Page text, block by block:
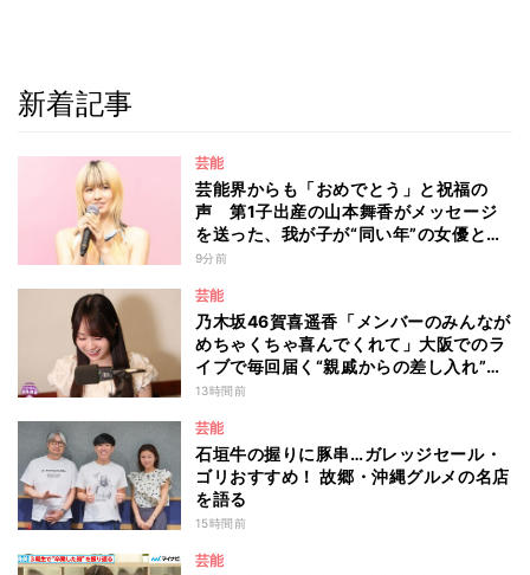
新着記事
芸能
芸能界からも「おめでとう」と祝福の
声 第1子出産の山本舞香がメッセージ
を送った、我が子が“同い年”の女優と
は 今月1日には2年在籍した所属事務所
改めて考えながら…」
9分前
芸能
乃木坂46賀喜遥香「メンバーのみんなが
めちゃくちゃ喜んでくれて」大阪でのラ
イブで毎回届く“親戚からの差し入れ”と
は？
13時間前
芸能
石垣牛の握りに豚串…ガレッジセール・
ゴリおすすめ！ 故郷・沖縄グルメの名店
を語る
15時間前
芸能